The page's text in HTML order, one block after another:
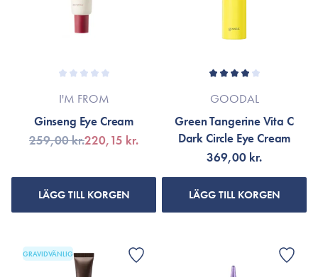
I'M FROM
Ginseng Eye Cream
259,00 kr.220,15 kr.
LÄGG TILL KORGEN
GOODAL
Green Tangerine Vita C
Dark Circle Eye Cream
369,00 kr.
LÄGG TILL KORGEN
GRAVIDVÄNLIG